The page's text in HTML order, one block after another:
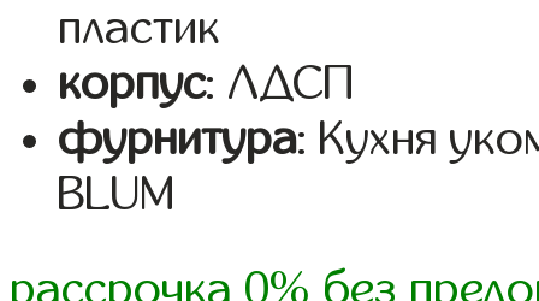
пластик
корпус: ЛДСП
фурнитура: Кухня
BLUM
рассрочка 0% без